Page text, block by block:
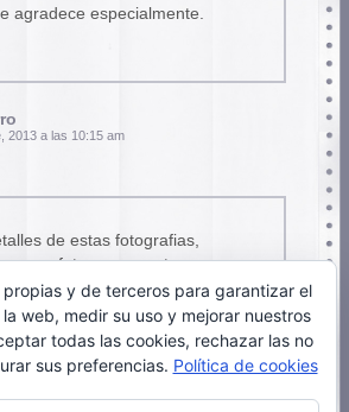
agradece especialmente.
2013 a las 10:15 am
de estas fotografias,
ven fotos como estas
que se observa detalladamente
y de terceros para garantizar el
web, medir su uso y mejorar nuestros
todas las cookies, rechazar las no
sus preferencias. Política de cookies